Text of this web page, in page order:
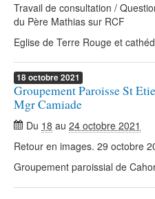
Travail de consultation /
du Père Mathias sur RCF
Eglise de Terre Rouge et
18octobre2021
Groupement Paroisse St
Mgr Camiade
Du 18 au 24 octobre 2021
Retour en images. 29 octobre
Groupement paroissial de